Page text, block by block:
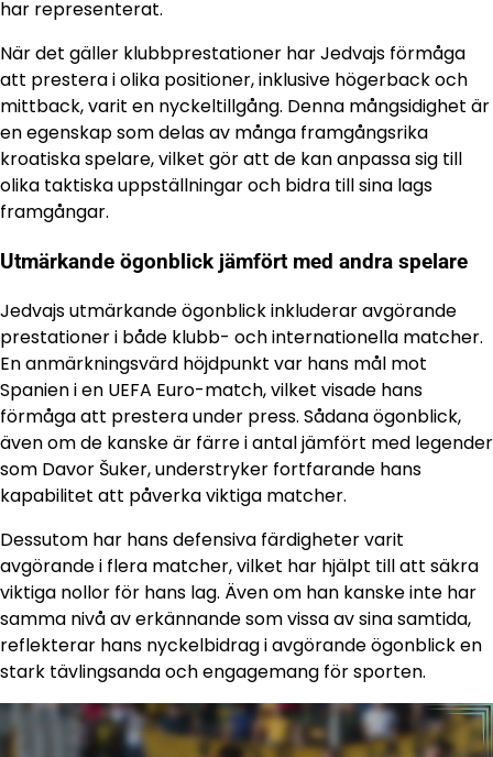
har representerat.
När det gäller klubbprestationer har Jedvajs förmåga
att prestera i olika positioner, inklusive högerback och
mittback, varit en nyckeltillgång. Denna mångsidighet är
en egenskap som delas av många framgångsrika
kroatiska spelare, vilket gör att de kan anpassa sig till
olika taktiska uppställningar och bidra till sina lags
framgångar.
Utmärkande ögonblick jämfört med andra spelare
Jedvajs utmärkande ögonblick inkluderar avgörande
prestationer i både klubb- och internationella matcher.
En anmärkningsvärd höjdpunkt var hans mål mot
Spanien i en UEFA Euro-match, vilket visade hans
förmåga att prestera under press. Sådana ögonblick,
även om de kanske är färre i antal jämfört med legender
som Davor Šuker, understryker fortfarande hans
kapabilitet att påverka viktiga matcher.
Dessutom har hans defensiva färdigheter varit
avgörande i flera matcher, vilket har hjälpt till att säkra
viktiga nollor för hans lag. Även om han kanske inte har
samma nivå av erkännande som vissa av sina samtida,
reflekterar hans nyckelbidrag i avgörande ögonblick en
stark tävlingsanda och engagemang för sporten.